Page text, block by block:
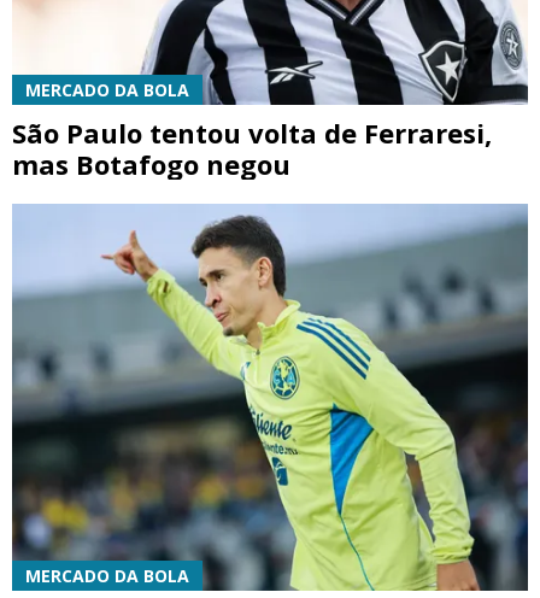
MERCADO DA BOLA
São Paulo tentou volta de Ferraresi,
mas Botafogo negou
MERCADO DA BOLA